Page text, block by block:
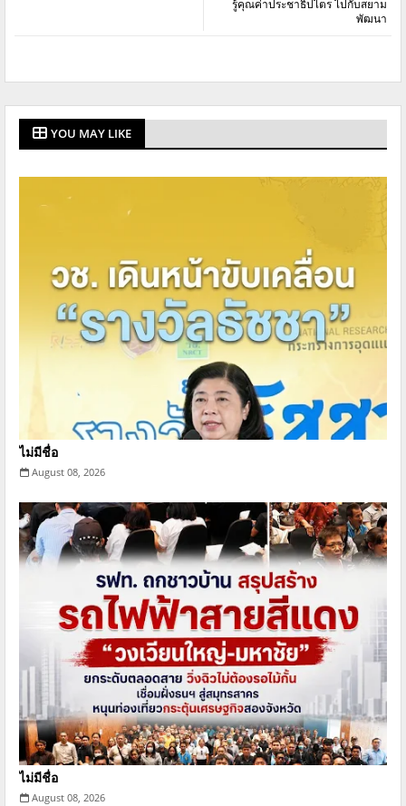
รู้คุณค่าประชาธิปไตร ไปกับสยาม
พัฒนา
YOU MAY LIKE
ไม่มีชื่อ
August 08, 2026
ไม่มีชื่อ
August 08, 2026